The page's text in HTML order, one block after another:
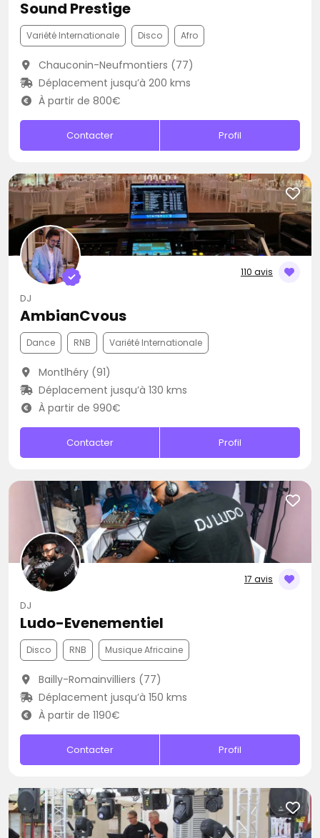
Sound Prestige
Variété Internationale Disco Afro
Chauconin-Neufmontiers (77)
Déplacement jusqu’à 200 kms
À partir de 800€
Contacter Profil
110 avis
DJ
AmbianCvous
Dance RNB Variété Internationale
Montlhéry (91)
Déplacement jusqu’à 130 kms
À partir de 990€
Contacter Profil
17 avis
DJ
Ludo-Evenementiel
Disco RNB Musique Africaine
Bailly-Romainvilliers (77)
Déplacement jusqu’à 150 kms
À partir de 1190€
Contacter Profil